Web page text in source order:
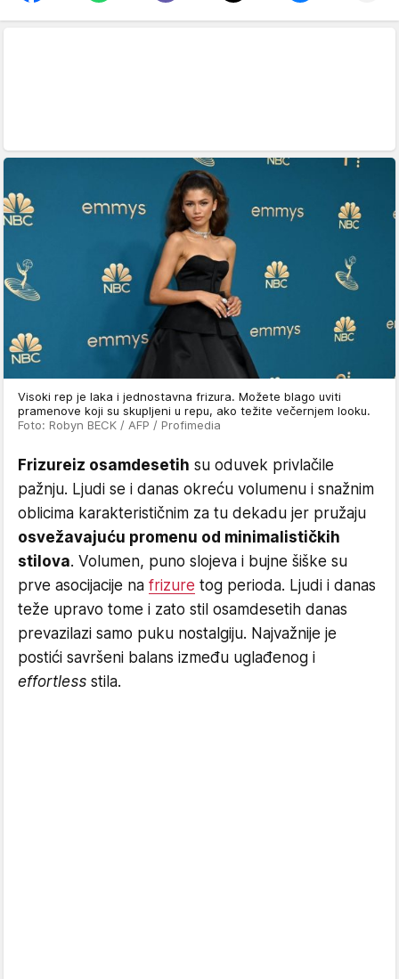
Visoki rep je laka i jednostavna frizura. Možete blago uviti
pramenove koji su skupljeni u repu, ako težite večernjem looku.
Foto: Robyn BECK / AFP / Profimedia
Frizureiz osamdesetih su oduvek privlačile
pažnju. Ljudi se i danas okreću volumenu i snažnim
oblicima karakterističnim za tu dekadu jer pružaju
osvežavajuću promenu od minimalističkih
stilova. Volumen, puno slojeva i bujne šiške su
prve asocijacije na frizure tog perioda. Ljudi i danas
teže upravo tome i zato stil osamdesetih danas
prevazilazi samo puku nostalgiju. Najvažnije je
postići savršeni balans između uglađenog i
effortless stila.